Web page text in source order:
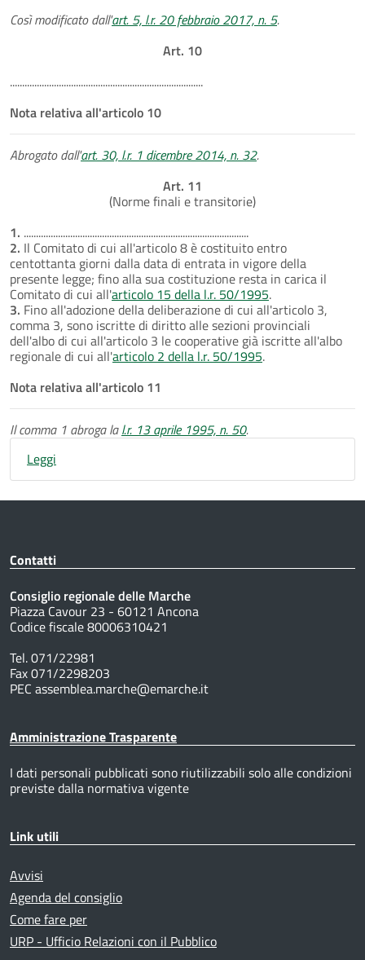
Così modificato dall'art. 5, l.r. 20 febbraio 2017, n. 5.
Art. 10
...............................................................................
Nota relativa all'articolo 10
Abrogato dall'art. 30, l.r. 1 dicembre 2014, n. 32.
Art. 11
(Norme finali e transitorie)
1. ............................................................................................
2. Il Comitato di cui all'articolo 8 è costituito entro
centottanta giorni dalla data di entrata in vigore della
presente legge; fino alla sua costituzione resta in carica il
Comitato di cui all'articolo 15 della l.r. 50/1995.
3. Fino all'adozione della deliberazione di cui all'articolo 3,
comma 3, sono iscritte di diritto alle sezioni provinciali
dell'albo di cui all'articolo 3 le cooperative già iscritte all'albo
regionale di cui all'articolo 2 della l.r. 50/1995.
Nota relativa all'articolo 11
Il comma 1 abroga lal.r. 13 aprile 1995, n. 50.
Leggi
Contatti
Consiglio regionale delle Marche
Piazza Cavour 23 - 60121 Ancona
Codice fiscale 80006310421
Tel. 071/22981
Fax 071/2298203
PEC assemblea.marche@emarche.it
Amministrazione Trasparente
I dati personali pubblicati sono riutilizzabili solo alle condizioni
previste dalla normativa vigente
Link utili
Avvisi
Agenda del consiglio
Come fare per
URP - Ufficio Relazioni con il Pubblico